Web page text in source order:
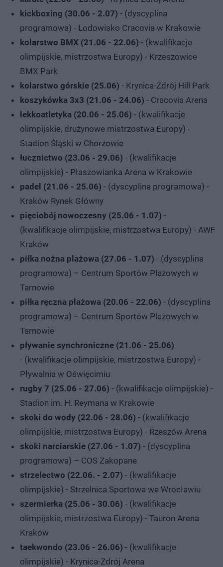
kickboxing (30.06 - 2.07) - (dyscyplina
programowa) - Lodowisko Cracovia w Krakowie
kolarstwo BMX (21.06 - 22.06) - (kwalifikacje
olimpijskie, mistrzostwa Europy) - Krzeszowice
BMX Park
kolarstwo górskie (25.06) - Krynica-Zdrój Hill Park
koszykówka 3x3 (21.06 - 24.06) - Cracovia Arena
lekkoatletyka (20.06 - 25.06) - (kwalifikacje
olimpijskie, drużynowe mistrzostwa Europy) -
Stadion Śląski w Chorzowie
łucznictwo (23.06 - 29.06) - (kwalifikacje
olimpijskie) - Płaszowianka Arena w Krakowie
padel (21.06 - 25.06) - (dyscyplina programowa) -
Kraków Rynek Główny
pięciobój nowoczesny (25.06 - 1.07) -
(kwalifikacje olimpijskie, mistrzostwa Europy) - AWF
Kraków
piłka nożna plażowa (27.06 - 1.07) - (dyscyplina
programowa) – Centrum Sportów Plażowych w
Tarnowie
piłka ręczna plażowa (20.06 - 22.06) - (dyscyplina
programowa) – Centrum Sportów Plażowych w
Tarnowie
pływanie synchroniczne (21.06 - 25.06)
- (kwalifikacje olimpijskie, mistrzostwa Europy) -
Pływalnia w Oświęcimiu
rugby 7 (25.06 - 27.06) - (kwalifikacje olimpijskie) -
Stadion im. H. Reymana w Krakowie
skoki do wody (22.06 - 28.06) - (kwalifikacje
olimpijskie, mistrzostwa Europy) - Rzeszów Arena
skoki narciarskie (27.06 - 1.07) - (dyscyplina
programowa) – COS Zakopane
strzelectwo (22.06. - 2.07) - (kwalifikacje
olimpijskie) - Strzelnica Sportowa we Wrocławiu
szermierka (25.06 - 30.06) - (kwalifikacje
olimpijskie, mistrzostwa Europy) - Tauron Arena
Kraków
taekwondo (23.06 - 26.06) - (kwalifikacje
olimpijskie) - Krynica-Zdrój Arena